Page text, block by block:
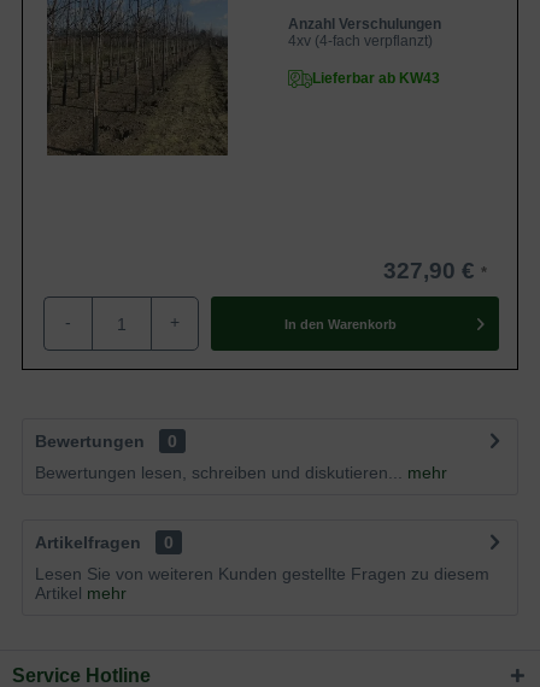
Anzahl Verschulungen
4xv (4-fach verpflanzt)
Lieferbar ab KW43
327,90 €
- + In den Warenkorb
Bewertungen
0
Bewertungen lesen, schreiben und diskutieren...
mehr
Artikelfragen
0
Lesen Sie von weiteren Kunden gestellte Fragen zu diesem
Artikel mehr
Service Hotline